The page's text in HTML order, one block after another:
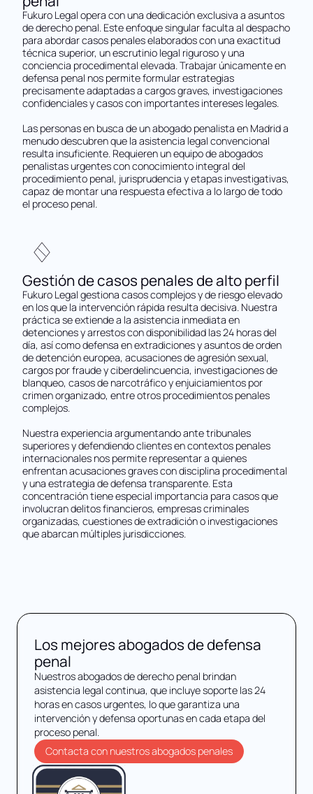
Fukuro Legal opera con una dedicación exclusiva a asuntos
de derecho penal. Este enfoque singular faculta al despacho
para abordar casos penales elaborados con una exactitud
técnica superior, un escrutinio legal riguroso y una
conciencia procedimental elevada. Trabajar únicamente en
defensa penal nos permite formular estrategias
precisamente adaptadas a cargos graves, investigaciones
confidenciales y casos con importantes intereses legales.
Las personas en busca de unabogado penalista en Madrida
menudo descubren que la asistencia legal convencional
resulta insuficiente. Requieren un equipo de abogados
penalistas urgentes con conocimiento integral del
procedimiento penal, jurisprudencia y etapas investigativas,
capaz de montar una respuesta efectiva a lo largo de todo
el proceso penal.
Gestión de casos penales de alto perfil
Fukuro Legal gestiona casos complejos y de riesgo elevado
en los que la intervención rápida resulta decisiva. Nuestra
práctica se extiende a la asistencia inmediata en
detenciones y arrestos con disponibilidad las 24 horas del
día, así como defensa en extradiciones y asuntos de orden
de detención europea, acusaciones de agresión sexual,
cargos por fraude y ciberdelincuencia, investigaciones de
blanqueo, casos de narcotráfico y enjuiciamientos por
crimen organizado, entre otros procedimientos penales
complejos.
Nuestra experiencia argumentando ante tribunales
superiores y defendiendo clientes en contextos penales
internacionales nos permite representar a quienes
enfrentan acusaciones graves con disciplina procedimental
y una estrategia de defensa transparente. Esta
concentración tiene especial importancia para casos que
involucran delitos financieros, empresas criminales
organizadas, cuestiones de extradición o investigaciones
que abarcan múltiples jurisdicciones.
Los mejores abogados de defensa
penal
Nuestros abogados de derecho penal brindan
asistencia legal continua, que incluye soporte las 24
horas en casos urgentes, lo que garantiza una
intervención y defensa oportunas en cada etapa del
proceso penal.
Contacta con nuestros abogados penales